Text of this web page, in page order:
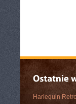
Harlequin Retro